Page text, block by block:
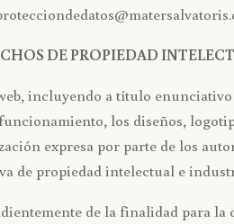
DE PROPIEDAD
incluyendo a título
los diseños,
expresa por parte de los
de propiedad intelectual e
de la finalidad para